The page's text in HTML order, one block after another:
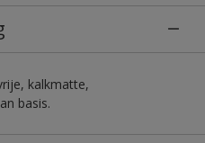
kalkmatte,
basis.